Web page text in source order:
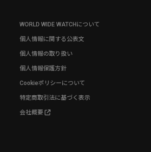
WORLD WIDE WATCHについて
個人情報に関する公表文
個人情報の取り扱い
個人情報保護方針
Cookieポリシーについて
特定商取引法に基づく表示
会社概要